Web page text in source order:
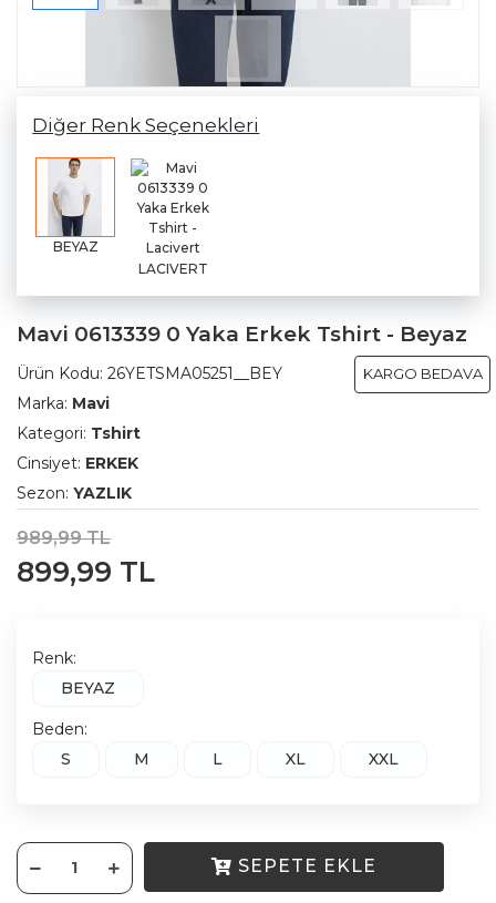
Diğer Renk Seçenekleri
BEYAZ
LACIVERT
Mavi 0613339 0 Yaka Erkek Tshirt - Beyaz
KARGO BEDAVA
Ürün Kodu: 26YETSMA05251__BEY
Marka: Mavi
Kategori: Tshirt
Cinsiyet: ERKEK
Sezon: YAZLIK
989,99 TL
899,99 TL
Renk:
BEYAZ
Beden:
S
M L XL XXL
SEPETE EKLE